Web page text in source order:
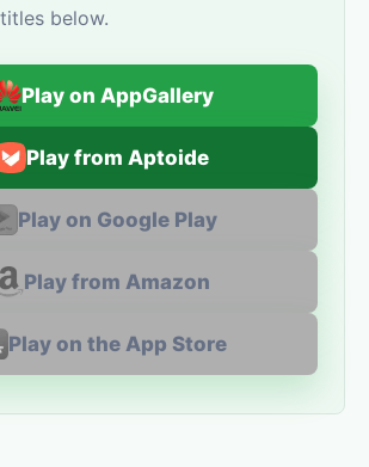
below.
Play on AppGallery
Play from Aptoide
Play on Google Play
Play from Amazon
Play on the App Store